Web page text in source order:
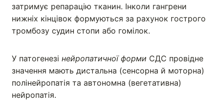
затримує репарацію тканин. Інколи гангрени
нижніх кінцівок формуються за рахунок гострого
тромбозу судин стопи або гомілок.
У патогенезі нейропатичної форми СДС провідне
значення мають дистальна (сенсорна й моторна)
полінейропатія та автономна (вегетативна)
нейропатія.